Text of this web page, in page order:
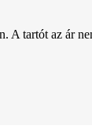
tartót az ár